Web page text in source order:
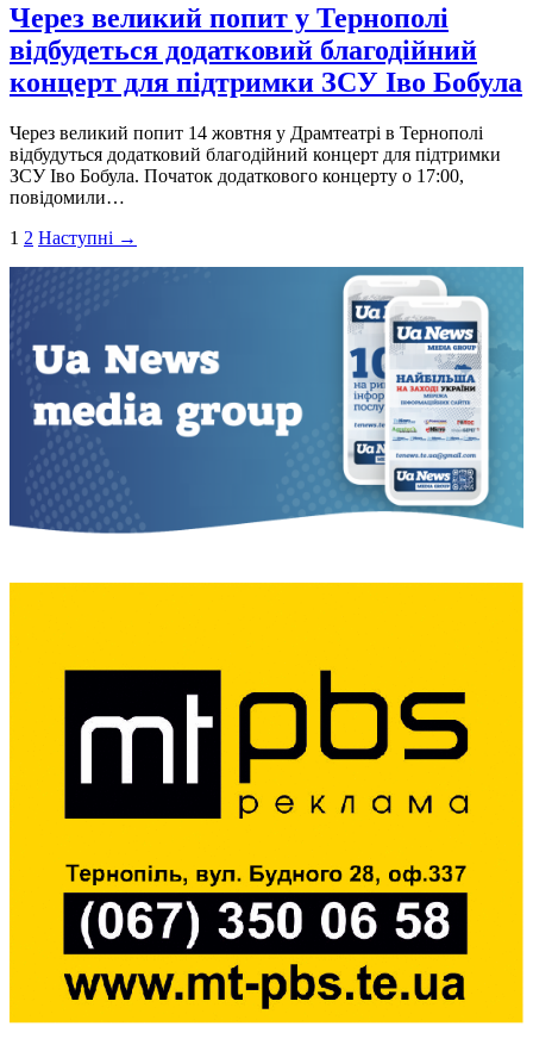
Через великий попит у Тернополі
відбудеться додатковий благодійний
концерт для підтримки ЗСУ Іво Бобула
Через великий попит 14 жовтня у Драмтеатрі в Тернополі
відбудуться додатковий благодійний концерт для підтримки
ЗСУ Іво Бобула. Початок додаткового концерту о 17:00,
повідомили…
Пагінація
записів
1 2 Наступні →